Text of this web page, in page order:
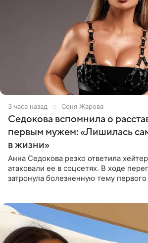
3 часа назад Соня Жарова
Седокова вспомнила о
первым мужем: «Лишилась
в жизни»
Анна Седокова резко ответила
атаковали ее в соцсетях. В ходе
затронула болезненную тему первого